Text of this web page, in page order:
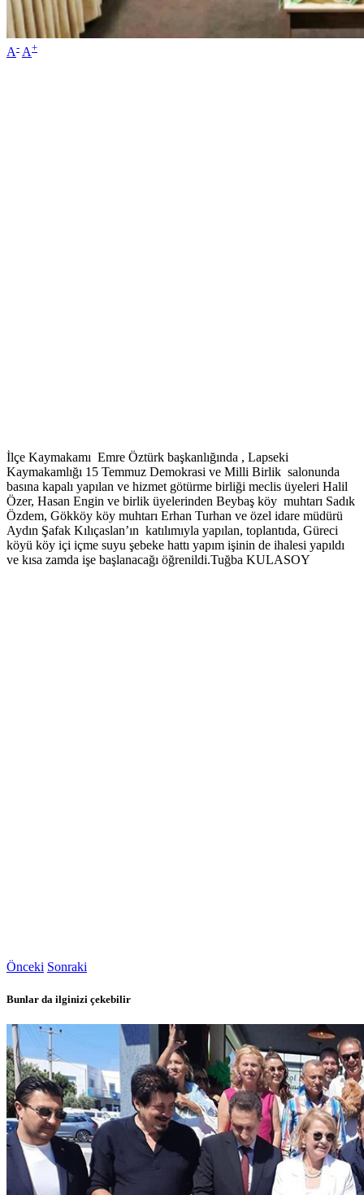
A- A+
İlçe Kaymakamı Emre Öztürk başkanlığında , Lapseki
Kaymakamlığı 15 Temmuz Demokrasi ve Milli Birlik salonunda
basına kapalı yapılan ve hizmet götürme birliği meclis üyeleri Halil
Özer, Hasan Engin ve birlik üyelerinden Beybaş köy muhtarı Sadık
Özdem, Gökköy köy muhtarı Erhan Turhan ve özel idare müdürü
Aydın Şafak Kılıçaslan’ın katılımıyla yapılan, toplantıda, Güreci
köyü köy içi içme suyu şebeke hattı yapım işinin de ihalesi yapıldı
ve kısa zamda işe başlanacağı öğrenildi.Tuğba KULASOY
Önceki Sonraki
Bunlar da ilginizi çekebilir